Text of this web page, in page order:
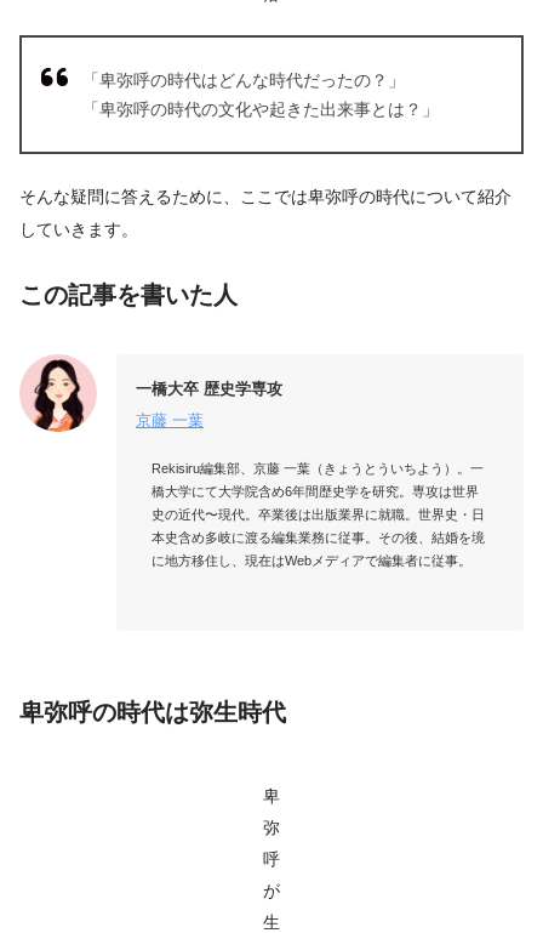
「卑弥呼の時代はどんな時代だったの？」
「卑弥呼の時代の文化や起きた出来事とは？」
そんな疑問に答えるために、ここでは卑弥呼の時代について紹介
していきます。
この記事を書いた人
一橋大卒 歴史学専攻
京藤 一葉
Rekisiru編集部、京藤 一葉（きょうとういちよう）。一
橋大学にて大学院含め6年間歴史学を研究。専攻は世界
史の近代〜現代。卒業後は出版業界に就職。世界史・日
本史含め多岐に渡る編集業務に従事。その後、結婚を境
に地方移住し、現在はWebメディアで編集者に従事。
卑弥呼の時代は弥生時代
卑
弥
呼
が
生